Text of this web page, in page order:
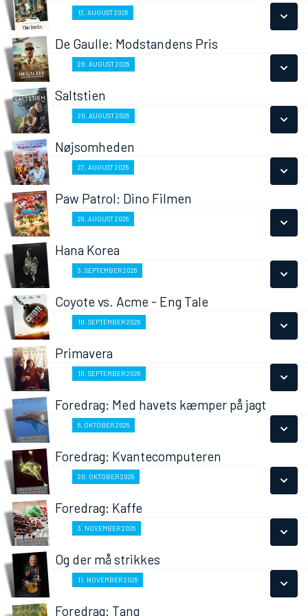
SE ALLE DAGE
13. AUGUST 2026
SE ALLE DAGE
De Gaulle: Modstandens Pris
20. AUGUST 2026
SE ALLE DAGE
Saltstien
20. AUGUST 2026
SE ALLE DAGE
Nøjsomheden
27. AUGUST 2026
SE ALLE DAGE
Paw Patrol: Dino Filmen
29. AUGUST 2026
SE ALLE DAGE
Hana Korea
3. SEPTEMBER 2026
SE ALLE DAGE
Coyote vs. Acme - Eng Tale
10. SEPTEMBER 2026Fra 10.09.2026
SE ALLE DAGE
Primavera
10. SEPTEMBER 2026Fra 10.09.2026
SE ALLE DAGE
Foredrag: Med havets kæmper på jagt
6. OKTOBER 2026
SE ALLE DAGE
Foredrag: Kvantecomputeren
20. OKTOBER 2026
SE ALLE DAGE
Foredrag: Kaffe
3. NOVEMBER 2026
SE ALLE DAGE
Og der må strikkes
11. NOVEMBER 2026
Foredrag: Tang